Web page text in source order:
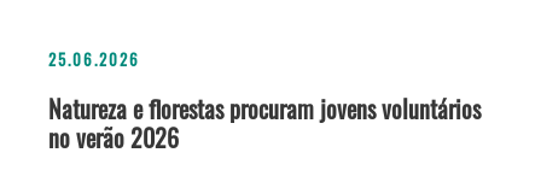
25.06.2026
Natureza e florestas procuram jovens voluntários
no verão 2026